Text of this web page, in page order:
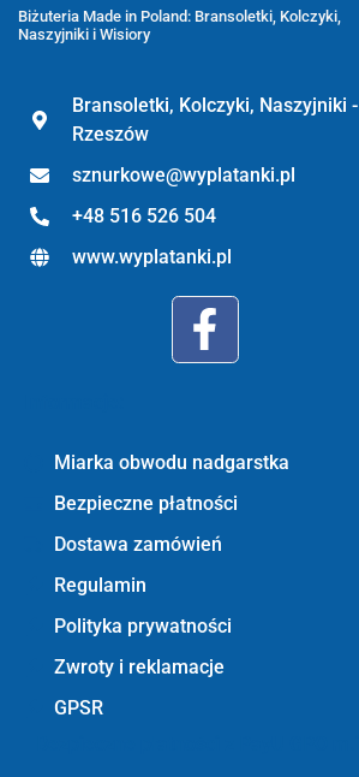
Biżuteria Made in Poland: Bransoletki, Kolczyki,
Naszyjniki i Wisiory
Bransoletki, Kolczyki, Naszyjniki -
Rzeszów
sznurkowe@wyplatanki.pl
+48 516 526 504
www.wyplatanki.pl
Miarka obwodu nadgarstka
Bezpieczne płatności
Dostawa zamówień
Regulamin
Polityka prywatności
Zwroty i reklamacje
GPSR